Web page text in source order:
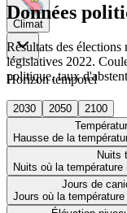
Climat
Horizon temporel
2030 2050
2100
Hausse de la
Nuits
Nuits où la
Jours de
Jours où la température
Données
Résultats des
législatives 2022.
politique, taux